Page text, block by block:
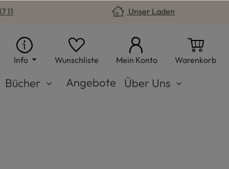
11 Unser Laden
Info Wunschliste Du hast 0 Produkte auf dem
Mein Konto Warenkorb
Bücher Angebote Über Uns